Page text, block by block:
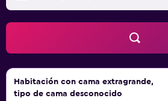
Habitación con cama extragrande,
tipo de cama desconocido